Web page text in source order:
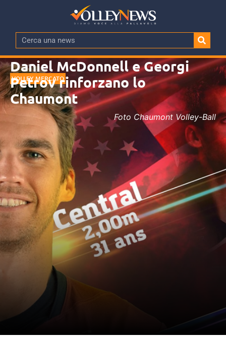
VOLLEY MERCATO
Daniel McDonnell e Georgi
Petrov rinforzano lo
Chaumont
Foto Chaumont Volley-Ball